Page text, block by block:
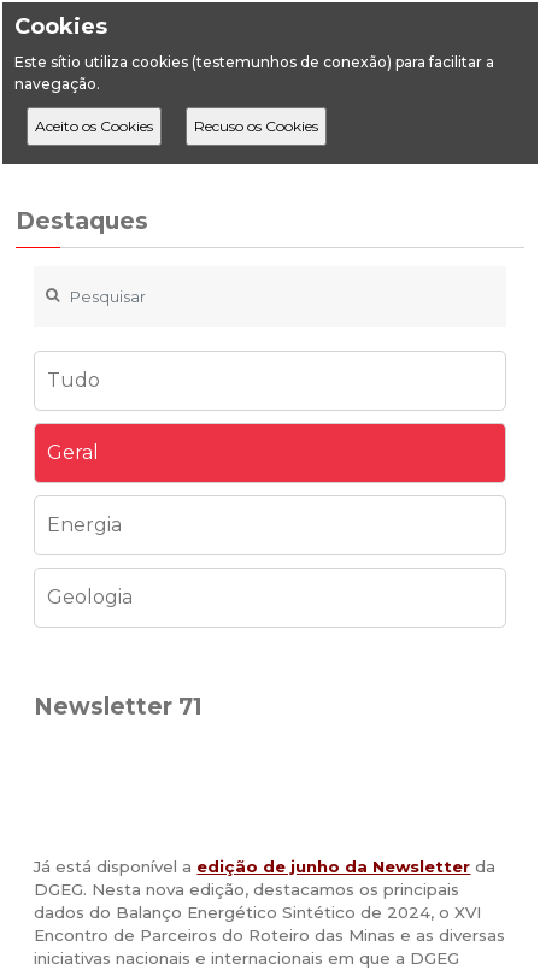
Cookies
Este sítio utiliza cookies (testemunhos de conexão) para facilitar a
navegação.
HomeDestaques Geral Newsletter 71
Destaques
Tudo
Geral
Energia
Geologia
Newsletter 71
Já está disponível a edição de junho da Newsletter da
DGEG. Nesta nova edição, destacamos os principais
dados do Balanço Energético Sintético de 2024, o XVI
Encontro de Parceiros do Roteiro das Minas e as diversas
iniciativas nacionais e internacionais em que a DGEG